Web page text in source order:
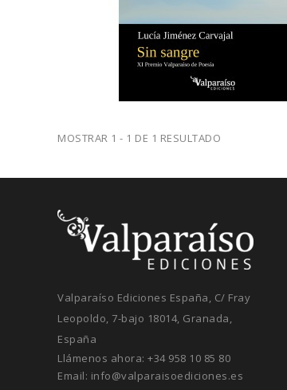
MOSTRAR 1 - 1 DE 1 RESULTADO
Valparaíso Ediciones España, C/ Fray
Leopoldo, 7-bajo 18014, Granada,
España
Llámenos ahora: +34 958 10 85 80
Email: info@valparaisoediciones.es